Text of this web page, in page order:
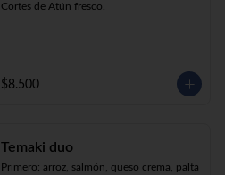
Cortes de Atún fresco.
$8.500
Temaki duo
Primero: arroz, salmón, queso crema, palta